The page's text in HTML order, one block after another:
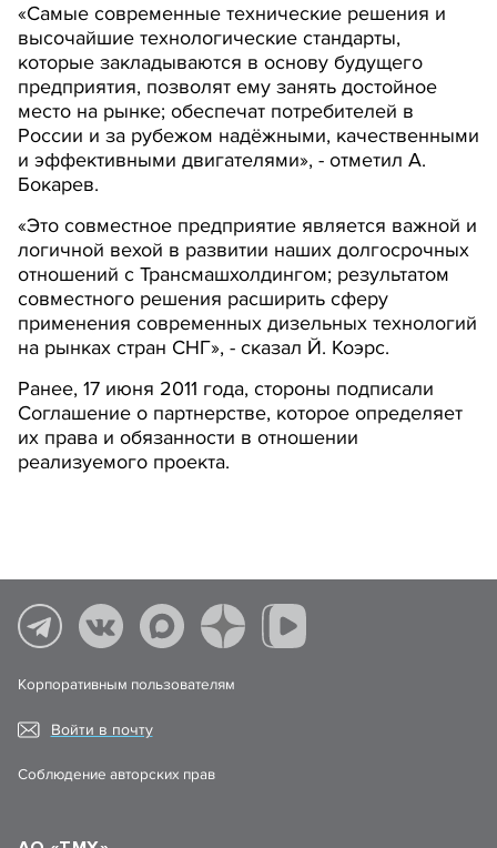
«Самые современные технические решения и
высочайшие технологические стандарты,
которые закладываются в основу будущего
предприятия, позволят ему занять достойное
место на рынке; обеспечат потребителей в
России и за рубежом надёжными, качественными
и эффективными двигателями», - отметил А.
Бокарев.
«Это совместное предприятие является важной и
логичной вехой в развитии наших долгосрочных
отношений с Трансмашхолдингом; результатом
совместного решения расширить сферу
применения современных дизельных технологий
на рынках стран СНГ», - сказал Й. Коэрс.
Ранее, 17 июня 2011 года, стороны подписали
Соглашение о партнерстве, которое определяет
их права и обязанности в отношении
реализуемого проекта.
Корпоративным пользователям
Войти в почту
Соблюдение авторских прав